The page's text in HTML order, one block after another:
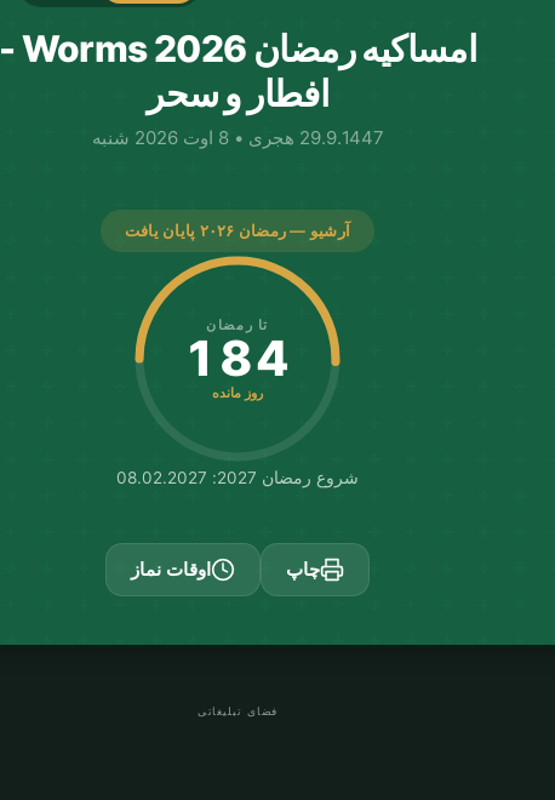
امساکیه رمضان Worms 2026 -
افطار و سحر
29.9.1447 هجری • 8 اوت 2026 شنبه
آرشیو — رمضان ۲۰۲۶ پایان یافت
تا رمضان
184
روز مانده
شروع رمضان 2027: 08.02.2027
چاپ اوقات نماز
فضای تبلیغاتی